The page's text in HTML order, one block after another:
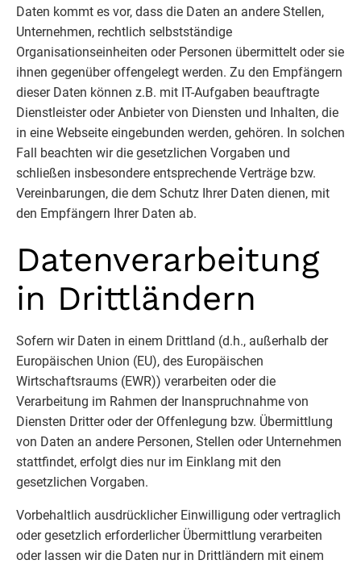
Daten kommt es vor, dass die Daten an andere Stellen,
Unternehmen, rechtlich selbstständige
Organisationseinheiten oder Personen übermittelt oder sie
ihnen gegenüber offengelegt werden. Zu den Empfängern
dieser Daten können z.B. mit IT-Aufgaben beauftragte
Dienstleister oder Anbieter von Diensten und Inhalten, die
in eine Webseite eingebunden werden, gehören. In solchen
Fall beachten wir die gesetzlichen Vorgaben und
schließen insbesondere entsprechende Verträge bzw.
Vereinbarungen, die dem Schutz Ihrer Daten dienen, mit
den Empfängern Ihrer Daten ab.
Datenverarbeitung
in Drittländern
Sofern wir Daten in einem Drittland (d.h., außerhalb der
Europäischen Union (EU), des Europäischen
Wirtschaftsraums (EWR)) verarbeiten oder die
Verarbeitung im Rahmen der Inanspruchnahme von
Diensten Dritter oder der Offenlegung bzw. Übermittlung
von Daten an andere Personen, Stellen oder Unternehmen
stattfindet, erfolgt dies nur im Einklang mit den
gesetzlichen Vorgaben.
Vorbehaltlich ausdrücklicher Einwilligung oder vertraglich
oder gesetzlich erforderlicher Übermittlung verarbeiten
oder lassen wir die Daten nur in Drittländern mit einem